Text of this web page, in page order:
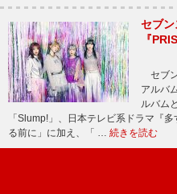
セブ
『
セブ
アルバ
ルバム
「Slump!」、日本テレビ系ドラマ『
る前に」に加え、「 … 続きを読む